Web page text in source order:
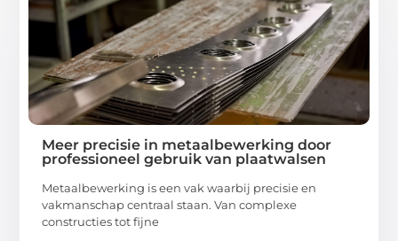
Meer precisie in metaalbewerking door
professioneel gebruik van plaatwalsen
Metaalbewerking is een vak waarbij precisie en
vakmanschap centraal staan. Van complexe
constructies tot fijne